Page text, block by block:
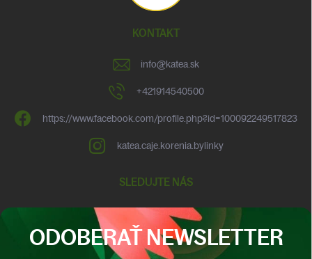
KONTAKT
info@katea.sk
+421914540500
https://www.facebook.com/profile.php?id=100092249517823
katea.caje.korenia.bylinky
SLEDUJTE NÁS
ODOBERAŤ NEWSLETTER